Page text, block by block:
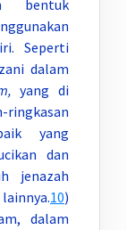
bentuk
Seperti
dalam
yang di
ringkasan
yang
dan
jenazah
10)
dalam